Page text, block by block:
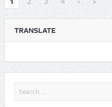
TRANSLATE